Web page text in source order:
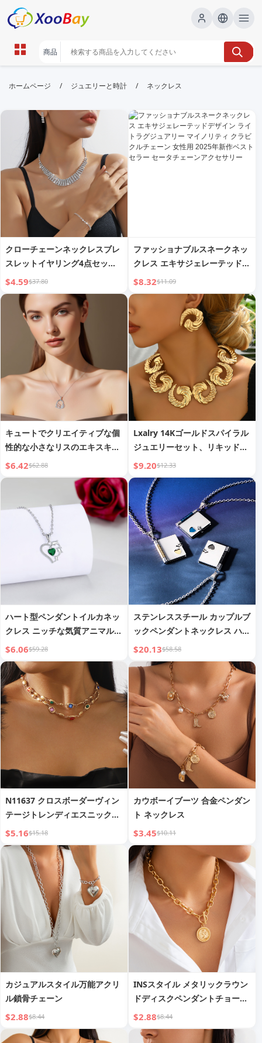
ネックレス | XOOBAY B2B/B2C
ネックレス,アクセサリー,ファッション,ジュエリー,ギ
フト, wholesale ネックレス, XOOBAY
ネックレスのデザイン・素材・ブランド別の特徴を紹介。コーディネー
トの提案、選び方のポイント、サイズや長さの目安、手入れ方法、購入
時の注意点をわかりやすく解説します。
ホームページ / ジュエリーと時計 / ネックレス
クローチェーンネックレスブレ
スレットイヤリング4点セット
パック
$4.59$37.80
ファッショナブルスネークネッ
クレス エキサジェレーテッドデ
ザイン ライトラグジュアリー
マイノリティ クラビクルチェー
ン 女性用 2025年新作ベストセ
ラー セータチェーンアクセサリ
ー
$8.32$11.09
キュートでクリエイティブな個
性的な小さなリスのエキスキサ
イトペンダントネックレス
$6.42$62.88
Lxalry 14Kゴールドスパイラル
ジュエリーセット、リキッドメ
タルネックレス＆イヤリングデ
ュオ、タイムレスエレガンス＆
レッドカーペットグラマーへの
ブライダルギフト
$9.20$12.33
ハート型ペンダントイルカネッ
クレス ニッチな気質アニマル鎖
骨チェーン
$6.06$59.28
ステンレススチール カップルブ
ックペンダントネックレス ハー
ト付き
$20.13$58.58
N11637 クロスボーダーヴィン
テージトレンディエスニックス
タイルラインストーンダブルレ
イヤーネックレス
$5.16$15.18
カウボーイブーツ 合金ペンダン
ト ネックレス
$3.45$10.11
カジュアルスタイル万能アクリ
ル鎖骨チェーン
$2.88$8.44
INSスタイル メタリックラウン
ドディスクペンダントチョーカ
ー
$2.88$8.44